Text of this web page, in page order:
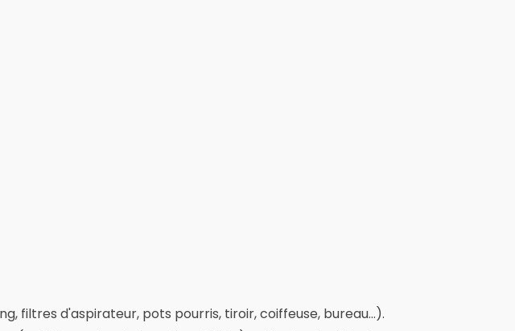
filtres d'aspirateur, pots pourris, tiroir, coiffeuse, bureau...).